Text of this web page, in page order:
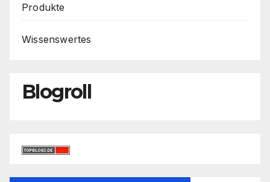
Produkte
Wissenswertes
Blogroll